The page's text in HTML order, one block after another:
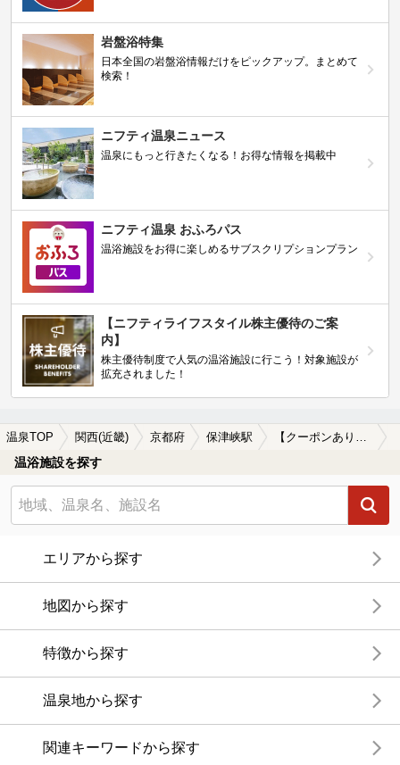
岩盤浴特集
日本全国の岩盤浴情報だけをピックアップ。まとめて
検索！
ニフティ温泉ニュース
温泉にもっと行きたくなる！お得な情報を掲載中
ニフティ温泉 おふろパス
温浴施設をお得に楽しめるサブスクリプションプラン
【ニフティライフスタイル株主優待のご案
内】
株主優待制度で人気の温浴施設に行こう！対象施設が
拡充されました！
温泉TOP 関西(近畿) 京都府 保津峡駅
温浴施設を探す
エリアから探す
地図から探す
特徴から探す
温泉地から探す
関連キーワードから探す